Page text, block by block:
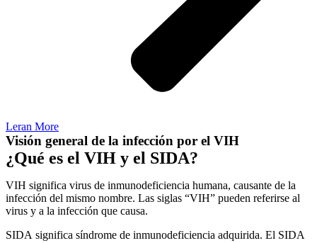
Leran More
Visión general de la infección por el VIH
¿Qué es el VIH y el SIDA?
VIH significa virus de inmunodeficiencia humana, causante de la
infección del mismo nombre. Las siglas “VIH” pueden referirse al
virus y a la infección que causa.
SIDA significa síndrome de inmunodeficiencia adquirida. El SIDA